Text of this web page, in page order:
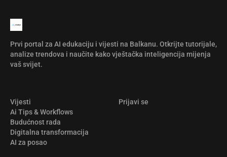
Prvi portal za AI edukaciju i vijesti na Balkanu. Otkrijte tutorijale,
analize trendova i naučite kako vještačka inteligencija mijenja
vaš svijet.
Vijesti
Ai Tips & Workflows
Budućnost rada
Digitalna transformacija
AI za posao
Prijavi se